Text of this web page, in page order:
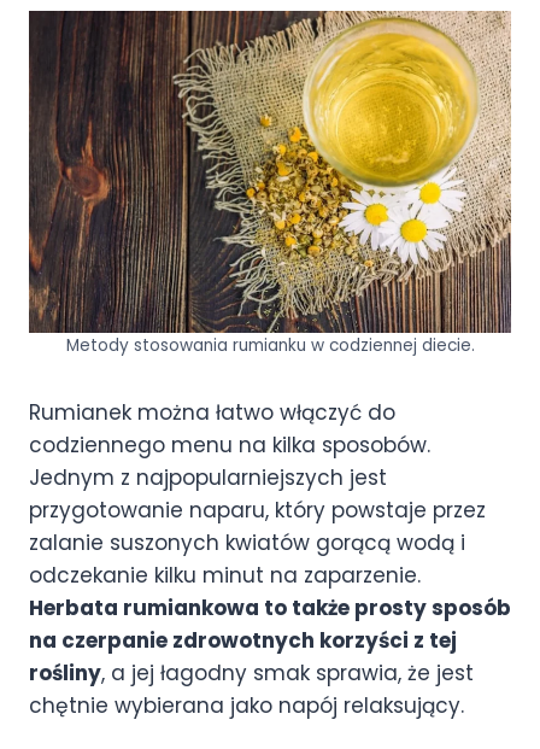
Metody stosowania rumianku w codziennej diecie.
Rumianek można łatwo włączyć do
codziennego menu na kilka sposobów.
Jednym z najpopularniejszych jest
przygotowanie naparu, który powstaje przez
zalanie suszonych kwiatów gorącą wodą i
odczekanie kilku minut na zaparzenie.
Herbata rumiankowa to także prosty sposób
na czerpanie zdrowotnych korzyści z tej
rośliny, a jej łagodny smak sprawia, że jest
chętnie wybierana jako napój relaksujący.